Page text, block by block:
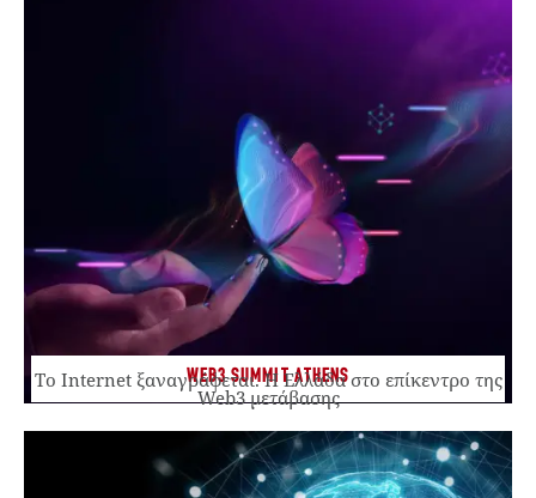
WEB3 SUMMIT ATHENS
Το Internet ξαναγράφεται. Η Ελλάδα στο επίκεντρο της
Web3 μετάβασης